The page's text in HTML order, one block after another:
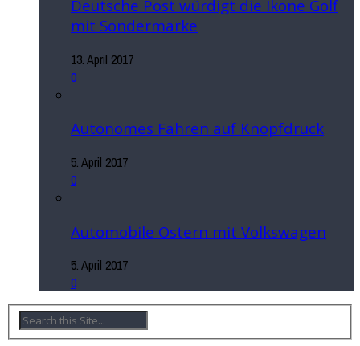
Deutsche Post würdigt die Ikone Golf
mit Sondermarke
13. April 2017
0
Autonomes Fahren auf Knopfdruck
5. April 2017
0
Automobile Ostern mit Volkswagen
5. April 2017
0